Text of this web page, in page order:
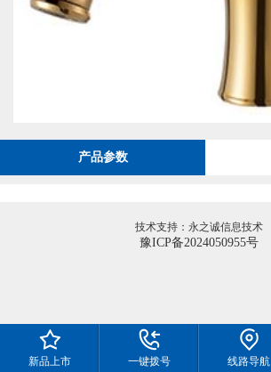
产品参数
技术支持：永之诚信息技术
豫ICP备2024050955号
新品上市 一键拨号 线路导航